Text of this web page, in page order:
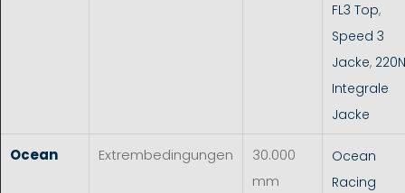
FL3 Top,
Speed 3
Jacke, 220N
Integrale
Jacke
Ocean Extrembedingungen
30.000
mm
Ocean
Racing